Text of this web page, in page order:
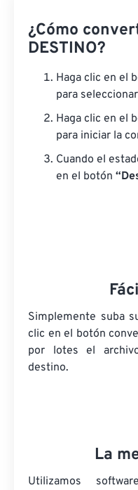
¿Cómo
DESTINO?
Haga clic en el
para
Haga clic en el
para iniciar la
Cuando el
en el botón
Simplemente suba
clic en el botón
por lotes el
destino.
La
Utilizamos